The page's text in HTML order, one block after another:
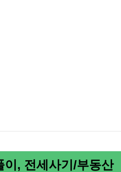
, 전세사기/부동산